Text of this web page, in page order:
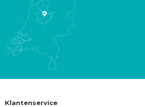
Klantenservice